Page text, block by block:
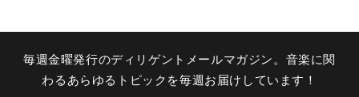
毎週金曜発行のディリゲントメールマガジン。音楽に関
わるあらゆるトピックを毎週お届けしています！